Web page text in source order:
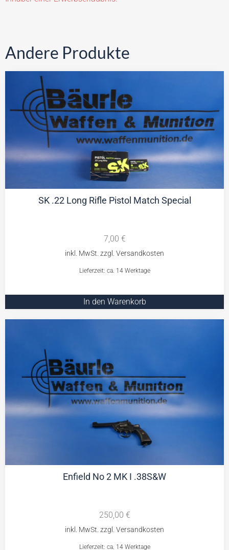
Andere Produkte
SK .22 Long Rifle Pistol Match Special
7,00 €
Lieferzeit: ca. 14 Werktage
In den Warenkorb
Enfield No 2 MK I .38S&W
250,00 €
Lieferzeit: ca. 14 Werktage